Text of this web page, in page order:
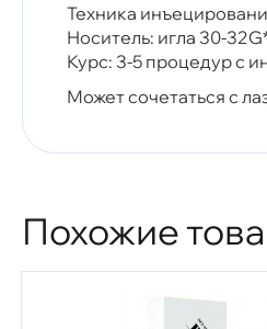
Техника
Носитель: игла 30-
Курс: 3-5 процедур с
Может сочетаться с
Похожие